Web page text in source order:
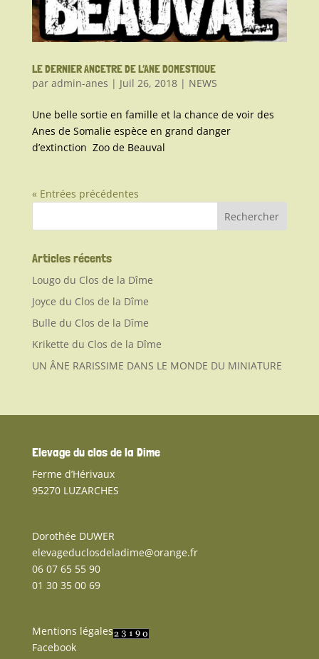
LE DERNIER ANCETRE DE L’ANE DOMESTIQUE
par admin-anes | Juil 26, 2018| NEWS
Une belle sortie en famille et la chance de voir des
Anes de Somalie espèce en grand danger
d’extinction Zoo de Beauval
« Entrées précédentes
Articles récents
Lougo du Clos de la Dîme
Joyce du Clos de la Dîme
Bulle du Clos de la Dîme
Krikette du Clos de la Dîme
UN ÂNE RARISSIME DANS LE MONDE DU MINIATURE
Elevage du clos de la Dime
Ferme d’Hérivaux
95270 LUZARCHES
Dorothée DUWER
elevageduclosdeladime@orange.fr
06 07 65 55 90
01 30 35 00 69
Mentions légales
Facebook